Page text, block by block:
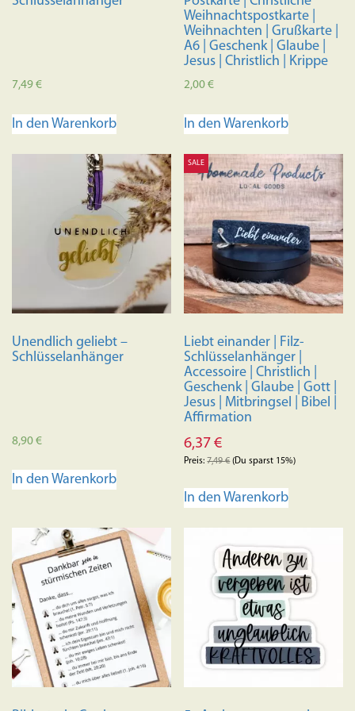
7,49€
In den Warenkorb
Weihnachtspostkarte |
Weihnachten | Grußkarte |
A6 | Geschenk | Glaube |
Jesus | Christlich | Krippe
2,00€
In den Warenkorb
Unendlich geliebt –
Schlüsselanhänger
8,90€
In den Warenkorb
SALE
Liebt einander | Filz-
Schlüsselanhänger |
Accessoire | Christlich |
Geschenk | Glaube | Gott |
Jesus | Mitbringsel | Bibel |
Affirmation
6,37€
Preis:7,49€(Du sparst 15%)
In den Warenkorb